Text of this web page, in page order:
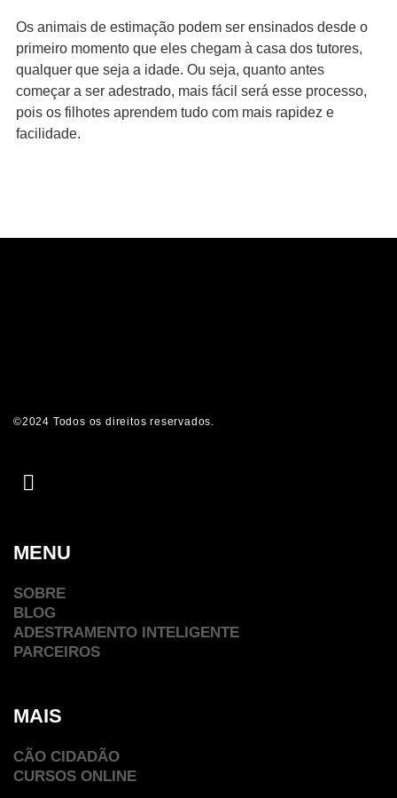
Os animais de estimação podem ser ensinados desde o
primeiro momento que eles chegam à casa dos tutores,
qualquer que seja a idade. Ou seja, quanto antes
começar a ser adestrado, mais fácil será esse processo,
pois os filhotes aprendem tudo com mais rapidez e
facilidade.
©2024 Todos os direitos reservados.
MENU
SOBRE
BLOG
ADESTRAMENTO INTELIGENTE
PARCEIROS
MAIS
CÃO CIDADÃO
CURSOS ONLINE